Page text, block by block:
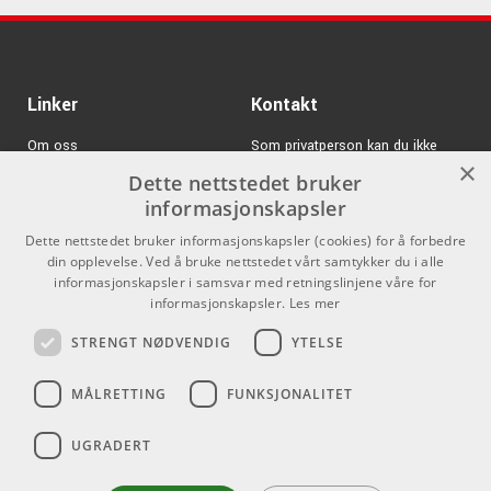
Switchbar aktiv/passiv forforsterker
Kontroller for volum, preamp-gain og blend
Linker
Om oss
GDPR & Cookies
Kontakt
Som privatperson kan du ikke
kjøpe på denne nettsiden, alt salg
skjer gjennom våre forhandlere.
info@emnordic.no
×
Dette nettstedet bruker
informasjonskapsler
Dette nettstedet bruker informasjonskapsler (cookies) for å forbedre
din opplevelse. Ved å bruke nettstedet vårt samtykker du i alle
informasjonskapsler i samsvar med retningslinjene våre for
informasjonskapsler. Les mer
STRENGT NØDVENDIG YTELSE
MÅLRETTING FUNKSJONALITET
UGRADERT